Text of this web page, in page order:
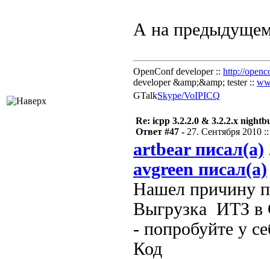
А на
OpenConf developer :: http://
developer &amp;&amp; tester ::
GTalkSkype/VoIPICQ
Re: icpp 3.2.2.0 & 3.2.2.x
Ответ #47 - 27. Сентября 2010
artbear писал(а)
avgreen писал(а)
Нашел причину
Выгрузка ИТЗ в
- попробуйте у
Код